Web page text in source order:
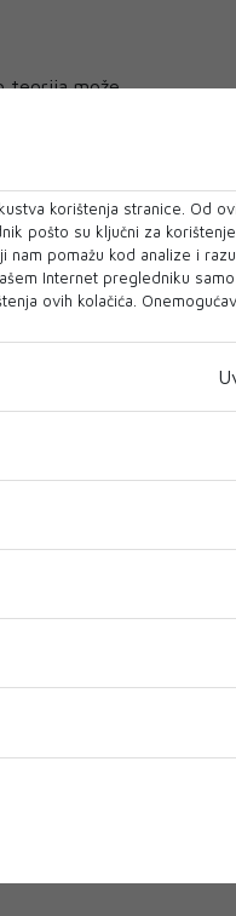
teorija može
Skauti su
kola do kraja
Borac i
a igrat će ipak s
kući te Krivajom,
u 20 sati u
donatore i
sporta u
za pravne
korištenja stranice. Od
pošto su ključni za
pomažu kod analize i
Internet pregledniku
ovih kolačića.